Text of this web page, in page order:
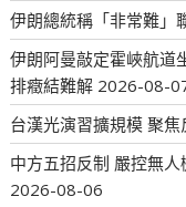
伊朗總統稱「非常難」
伊朗阿曼敲定霍峽航道
排癥結難解 2026-08-
台漢光演習擴規模 聚
中方五招反制 嚴控無
2026-08-06